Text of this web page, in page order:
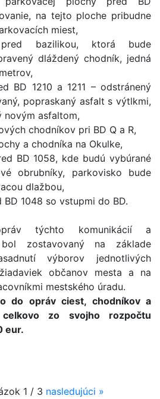
na tejto ploche pribudne
miest,
bazilikou, ktorá bude
dláždený chodník, jedná
BD 1210 a 1211 – odstránený
popraskaný asfalt s výtlkmi,
novým asfaltom,
chodníkov pri BD Q a R,
a chodníka na Okulke,
BD 1058, kde budú vybúrané
obrubníky, parkovisko bude
dlažbou,
1048 so vstupmi do BD.
týchto komunikácií a
zostavovaný na základe
výborov jednotlivých
občanov mesta a na
mestského úradu.
do opráv ciest, chodníkov a
zo svojho rozpočtu
eur.
1 / 3 nasledujúci »